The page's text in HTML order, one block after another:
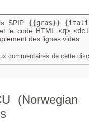
SPIP {{gras}}
le code HTML <q>
des lignes vides.
commentaires de cette
(Norwegian